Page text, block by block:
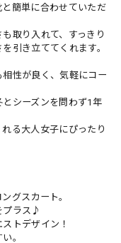
簡単に合わせていただ
取り入れて、すっきり
引き立ててくれます。
性が良く、気軽にコー
シーズンを問わず1年
る大人女子にぴったり
グスカート。
プラス♪
トデザイン！
。